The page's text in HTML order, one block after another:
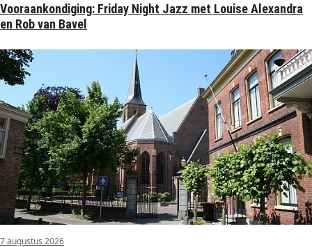
Vooraankondiging: Friday Night Jazz met Louise Alexandra
en Rob van Bavel
7 augustus 2026